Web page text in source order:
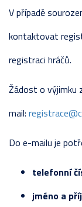
V případě
kontaktovat
registraci hráčů.
Žádost o výjimku
mail:
Do e-mailu je
telefonní
jméno a